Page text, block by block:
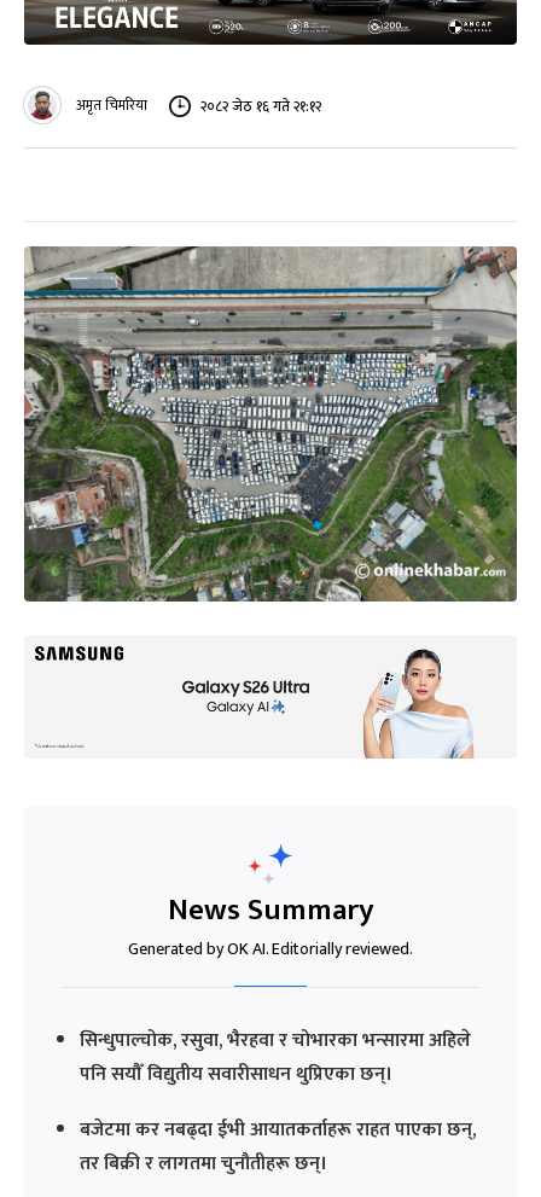
अमृत चिमरिया २०८२ जेठ १६ गते २१:१२
News Summary
Generated by OK AI. Editorially reviewed.
सिन्धुपाल्चोक, रसुवा, भैरहवा र चोभारका भन्सारमा अहिले
पनि सयौँ विद्युतीय सवारीसाधन थुप्रिएका छन्।
बजेटमा कर नबढ्दा ईभी आयातकर्ताहरू राहत पाएका छन्,
तर बिक्री र लागतमा चुनौतीहरू छन्।